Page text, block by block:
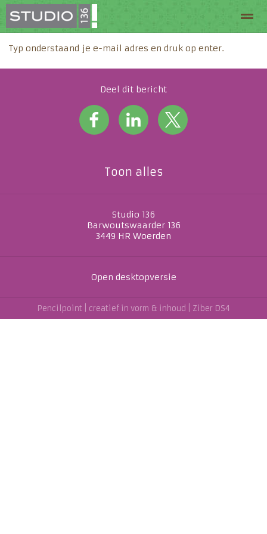
Welkom bij Studio 136 Routeplanner
Typ onderstaand je e-mail adres en druk op enter.
Deel dit bericht
Toon alles
Studio 136
Barwoutswaarder 136
3449 HR Woerden
Open desktopversie
Pencilpoint | creatief in vorm & inhoud | Ziber DS4